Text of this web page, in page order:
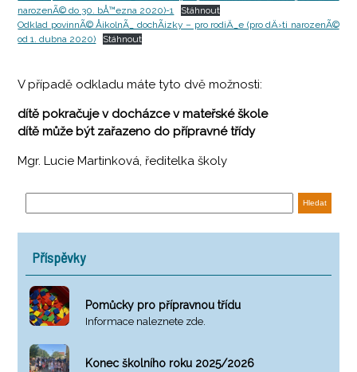
narozenÃ© do 30. bÅ™ezna 2020)-1
Stáhnout
Odklad povinnÃ© Å¡kolnÃ_ dochÃ¡zky – pro rodiÄ_e (pro dÄ›ti narozenÃ©
od 1. dubna 2020)
Stáhnout
V případě odkladu máte tyto dvě možnosti:
dítě pokračuje v docházce v mateřské škole
dítě může být zařazeno do přípravné třídy
Mgr. Lucie Martinková, ředitelka školy
Příspěvky
Pomůcky pro přípravnou třídu
Informace naleznete zde.
Konec školního roku 2025/2026